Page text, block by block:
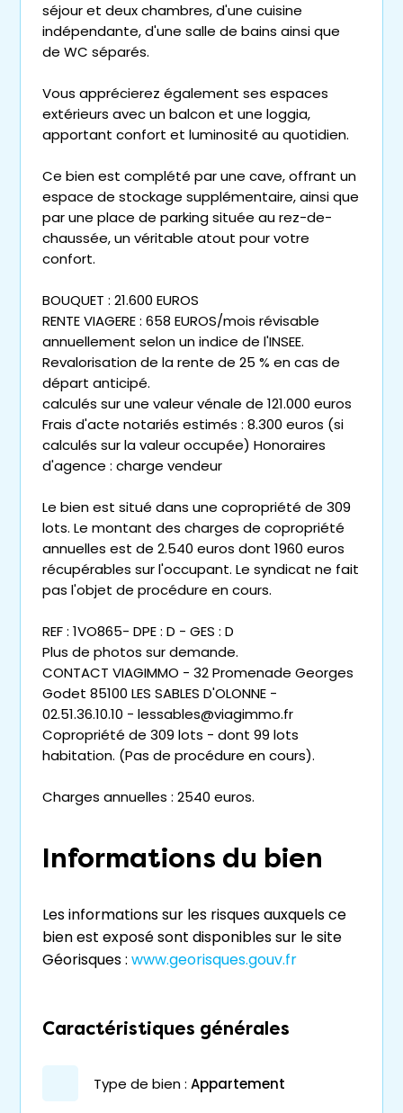
séjour et deux chambres, d'une cuisine
indépendante, d'une salle de bains ainsi que
de WC séparés.
Vous apprécierez également ses espaces
extérieurs avec un balcon et une loggia,
apportant confort et luminosité au quotidien.
Ce bien est complété par une cave, offrant un
espace de stockage supplémentaire, ainsi que
par une place de parking située au rez-de-
chaussée, un véritable atout pour votre
confort.
BOUQUET : 21.600 EUROS
RENTE VIAGERE : 658 EUROS/mois révisable
annuellement selon un indice de l'INSEE.
Revalorisation de la rente de 25 % en cas de
départ anticipé.
calculés sur une valeur vénale de 121.000 euros
Frais d'acte notariés estimés : 8.300 euros (si
calculés sur la valeur occupée) Honoraires
d'agence : charge vendeur
Le bien est situé dans une copropriété de 309
lots. Le montant des charges de copropriété
annuelles est de 2.540 euros dont 1960 euros
récupérables sur l'occupant. Le syndicat ne fait
pas l'objet de procédure en cours.
REF : 1VO865- DPE : D - GES : D
Plus de photos sur demande.
CONTACT VIAGIMMO - 32 Promenade Georges
Godet 85100 LES SABLES D'OLONNE -
02.51.36.10.10 - lessables@viagimmo.fr
Copropriété de 309 lots - dont 99 lots
habitation. (Pas de procédure en cours).
Charges annuelles : 2540 euros.
Informations du bien
Les informations sur les risques auxquels ce
bien est exposé sont disponibles sur le site
Géorisques : www.georisques.gouv.fr
Caractéristiques générales
type de bien : appartement